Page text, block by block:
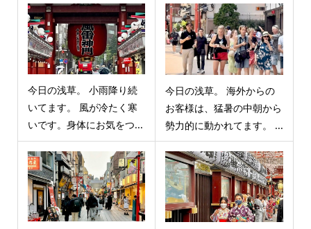
今日の浅草。 小雨降り続
いてます。 風が冷たく寒
いです。身体にお気をつ...
今日の浅草。 海外からの
お客様は、猛暑の中朝から
勢力的に動かれてます。 ...